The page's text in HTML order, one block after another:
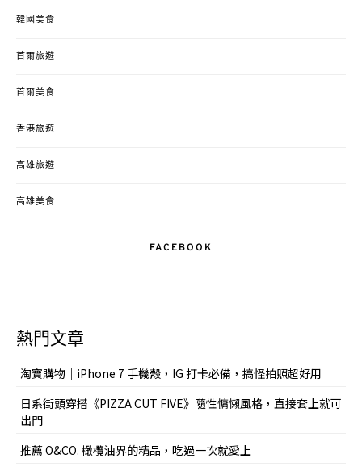
韓國美食
首爾旅遊
首爾美食
香港旅遊
高雄旅遊
高雄美食
FACEBOOK
熱門文章
淘寶購物｜iPhone 7 手機殼，IG 打卡必備，搞怪拍照超好用
日系街頭穿搭《PIZZA CUT FIVE》隨性慵懶風格，直接套上就可
出門
推薦 O&CO. 橄欖油界的精品，吃過一次就愛上